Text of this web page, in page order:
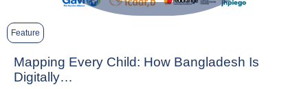
Feature
Mapping Every Child: How Bangladesh Is
Digitally…